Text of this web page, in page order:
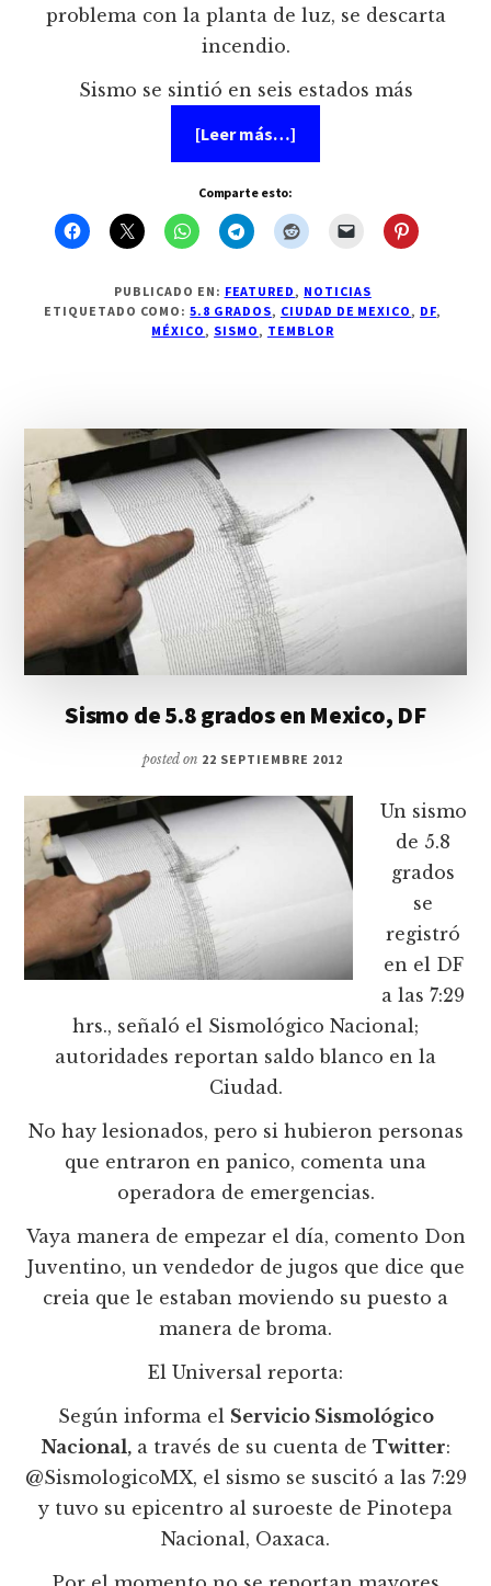
problema con la planta de luz, se descarta
incendio.
Sismo se sintió en seis estados más
[Leer más…]
Sismo
grados
en
la
de
México
Comparte esto:
PUBLICADO EN: FEATURED , NOTICIAS
ETIQUETADO COMO:5.8 GRADOS, CIUDAD DE MEXICO , DF,
MÉXICO , SISMO , TEMBLOR
Sismo de 5.8 grados en Mexico, DF
posted on 22 SEPTIEMBRE 2012
Un sismo
de 5.8
grados
se
registró
en el DF
a las 7:29
hrs., señaló el Sismológico Nacional;
autoridades reportan saldo blanco en la
Ciudad.
No hay lesionados, pero si hubieron personas
que entraron en panico, comenta una
operadora de emergencias.
Vaya manera de empezar el día, comento Don
Juventino, un vendedor de jugos que dice que
creia que le estaban moviendo su puesto a
manera de broma.
El Universal reporta:
Según informa el Servicio Sismológico
Nacional,a través de su cuenta de Twitter:
@SismologicoMX, el sismo se suscitó a las 7:29
y tuvo su epicentro al suroeste de Pinotepa
Nacional, Oaxaca.